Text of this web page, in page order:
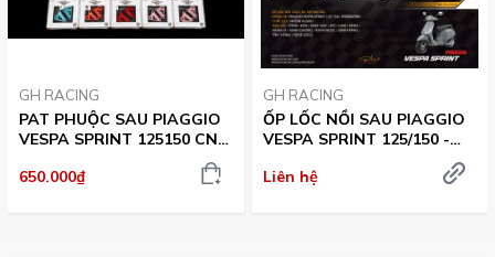
GH RACING
PAT PHUỘC SAU PIAGGIO
VESPA SPRINT 125150 CNC
650.000₫
GH RACING
ỐP LỐC NỒI SAU PIAGGIO
VESPA SPRINT 125/150 -
Liên hệ